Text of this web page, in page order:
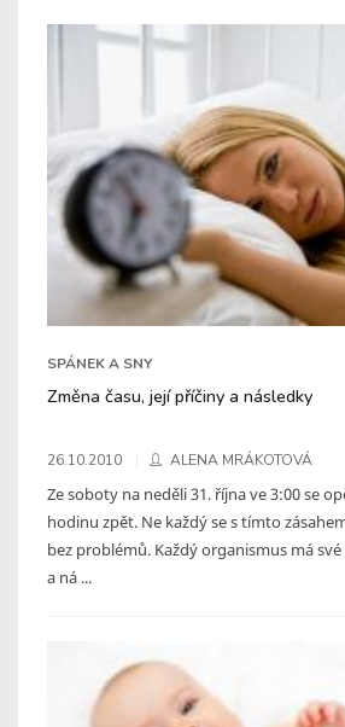
SPÁNEK A SNY
Změna času, její příčiny a následky
26.10.2010 ALENA MRÁKOTOVÁ
Ze soboty na neděli 31. října ve 3:00 se
hodinu zpět. Ne každý se s tímto
bez problémů. Každý organismus má
a ná ...